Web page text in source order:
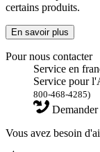
certains produits.
En savoir plus
Pour nous contacter
Service en
Service pour
800-468-4285)
Demander
Vous avez besoin